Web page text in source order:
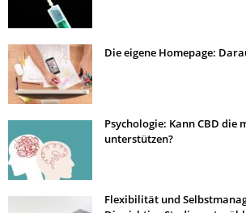
Die eigene Homepage:
Psychologie: Kann CBD die
unterstützen?
Flexibilität und